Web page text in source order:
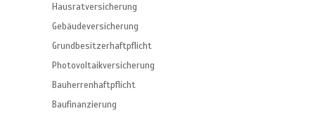
Hausratversicherung
Gebäudeversicherung
Grundbesitzerhaftpflicht
Photovoltaikversicherung
Bauherrenhaftpflicht
Baufinanzierung